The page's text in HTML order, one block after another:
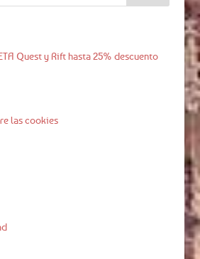
Quest y Rift hasta 25% descuento
las cookies